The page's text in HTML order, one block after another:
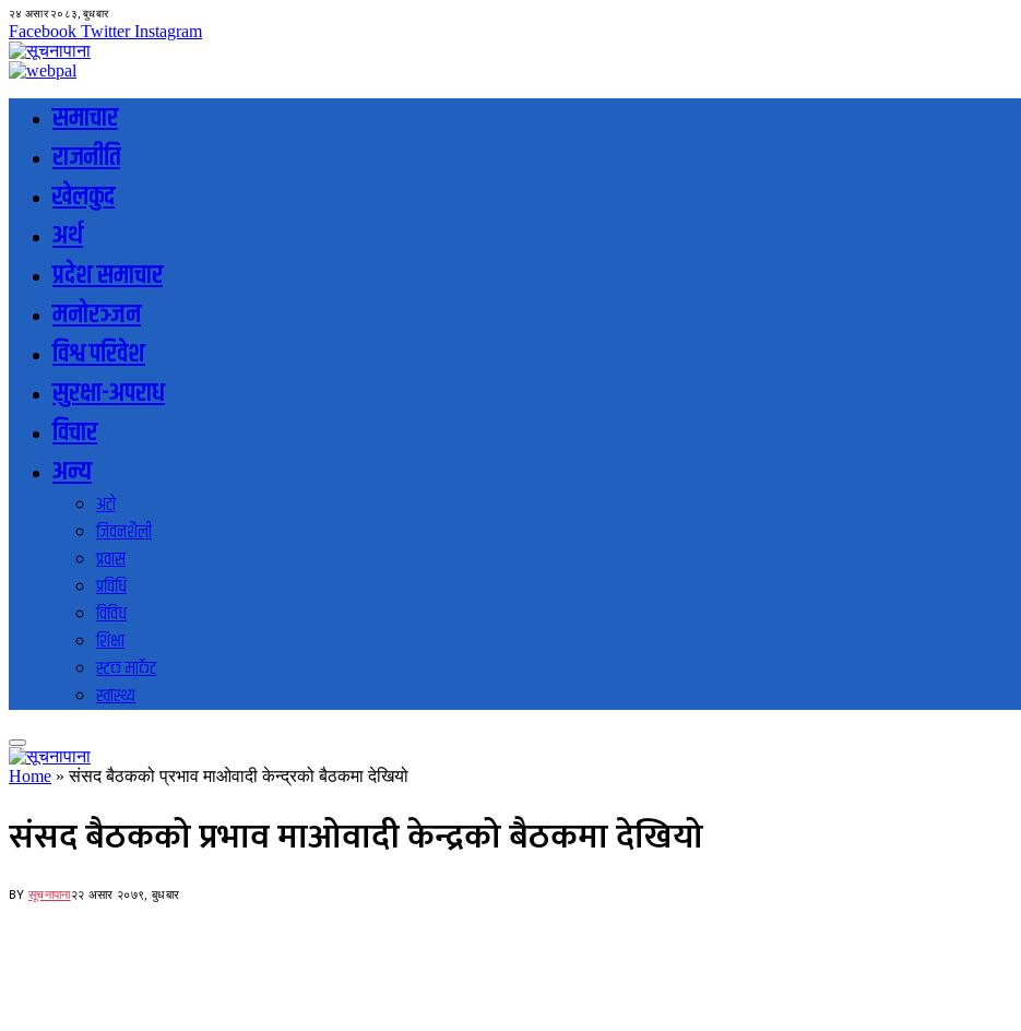
२४ असार २०८३, बुधबार
Facebook Twitter Instagram
समाचार
राजनीति
खेलकुद
अर्थ
प्रदेश समाचार
मनोरञ्जन
विश्व परिवेश
सुरक्षा-अपराध
विचार
अन्य
अटो
जिवनशैली
प्रवास
प्रविधि
विविध
शिक्षा
स्टक मार्केट
स्वास्थ्य
Home »संसद बैठकको प्रभाव माओवादी केन्द्रको बैठकमा देखियो
संसद बैठकको प्रभाव माओवादी केन्द्रको बैठकमा देखियो
BY सूचनापाना२२ असार २०७९, बुधबार